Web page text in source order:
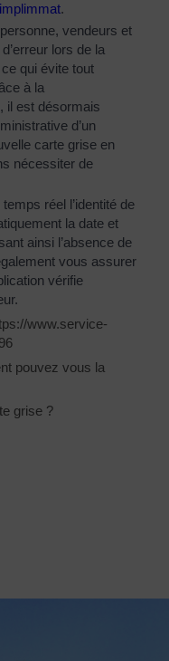
.
vendeurs et
lors de la
qui évite tout
à la
il est désormais
d’un
carte grise en
nécessiter de
réel l’identité de
la date et
ainsi l’absence de
vous assurer
vérifie
www.service-
pouvez vous la
grise ?